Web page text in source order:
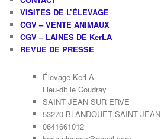
VISITES DE L’ÉLEVAGE
CGV – VENTE ANIMAUX
CGV – LAINES DE KerLA
REVUE DE PRESSE
Élevage KerLA
Lieu-dit le Coudray
SAINT JEAN SUR ERVE
53270 BLANDOUET SAINT JEAN
0641661012